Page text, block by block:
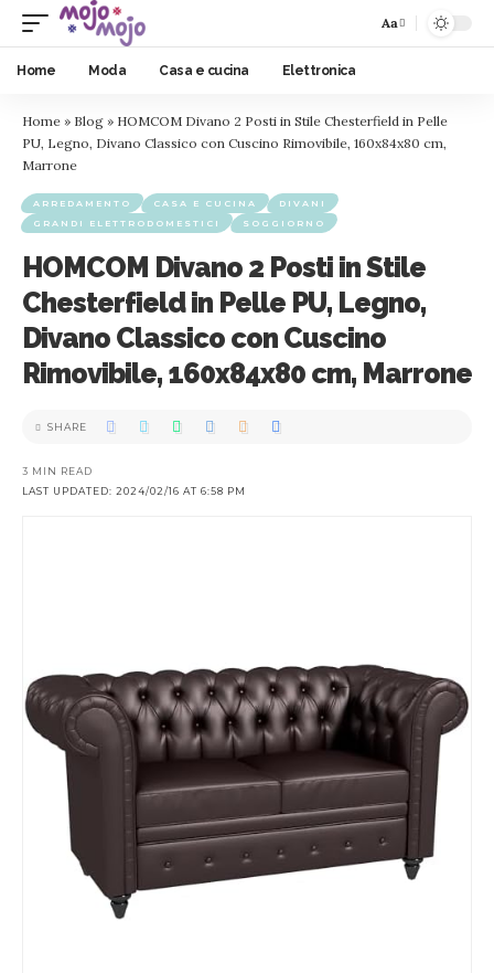
Aa
Home Moda Casa e cucina Elettronica
Home » Blog » HOMCOM Divano 2 Posti in Stile Chesterfield in Pelle
PU, Legno, Divano Classico con Cuscino Rimovibile, 160x84x80 cm,
Marrone
ARREDAMENTO CASA E CUCINA
DIVANI
GRANDI ELETTRODOMESTICI
SOGGIORNO
HOMCOM Divano 2 Posti in Stile
Chesterfield in Pelle PU, Legno,
Divano Classico con Cuscino
Rimovibile, 160x84x80 cm, Marrone
LAST UPDATED: 2024/02/16 AT 6:58 PM
3 MIN READ
SHARE